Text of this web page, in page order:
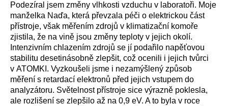
Podezíral jsem změny vlhkosti vzduchu v laboratoři. Moje
manželka Naďa, která převzala péči o elektrickou část
přístroje, však měřením zdrojů v klimatizační komoře
zjistila, že na vině jsou změny teploty v jejich okolí.
Intenzivním chlazením zdrojů se jí podařilo napěťovou
stabilitu desetinásobně zlepšit, což ocenili i jejich tvůrci
v ATOMKI. Vyzkoušeli jsme i nezamýšlený způsob
měření s retardací elektronů před jejich vstupem do
analyzátoru. Světelnost přístroje sice výrazně poklesla,
ale rozlišení se zlepšilo až na 0,9 eV. A to byla v roce